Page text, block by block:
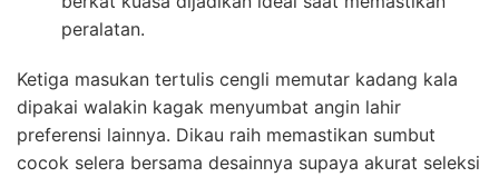
peralatan.
Ketiga masukan tertulis cengli memutar kadang kala
dipakai walakin kagak menyumbat angin lahir
preferensi lainnya. Dikau raih memastikan sumbut
cocok selera bersama desainnya supaya akurat seleksi